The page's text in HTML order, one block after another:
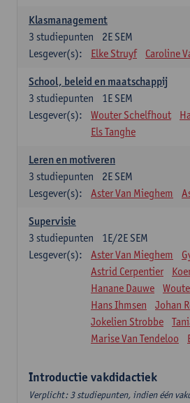
Klasmanagement
2E SEM
3 studiepunten
Lesgever(s):
Elke Struyf Caroline
School, beleid en maatschappij
1E SEM
3 studiepunten
Lesgever(s):
Wouter Schelfhout
Els Tanghe
Leren en motiveren
2E SEM
3 studiepunten
Lesgever(s):
Aster Van Mieghem
Supervisie
1E/2E SEM
3 studiepunten
Lesgever(s):
Aster Van Mieghem
Astrid Cerpentier
Hanane Dauwe
Hans Ihmsen
Johan
Jokelien Strobbe
Marise Van Tendeloo
Introductie vakdidactiek
Verplicht: 3 studiepunten, indien één